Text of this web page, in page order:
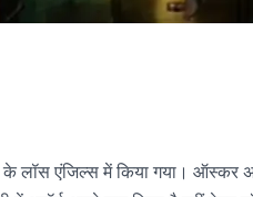
लॉस एंजिल्स में किया गया। ऑस्कर